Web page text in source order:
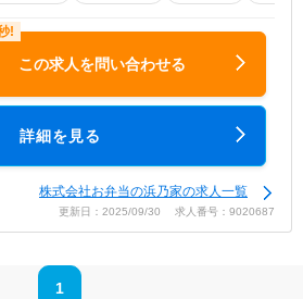
この求人を問い合わせる
詳細を見る
株式会社お弁当の浜乃家の求人一覧
更新日：2025/09/30 求人番号：9020687
1